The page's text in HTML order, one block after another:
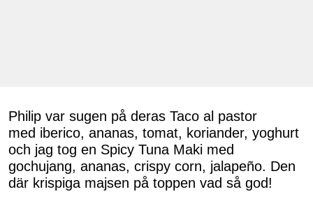
Philip var sugen på deras Taco al pastor
med iberico, ananas, tomat, koriander, yoghurt
och jag tog en Spicy Tuna Maki med
gochujang, ananas, crispy corn, jalapeño. Den
där krispiga majsen på toppen vad så god!